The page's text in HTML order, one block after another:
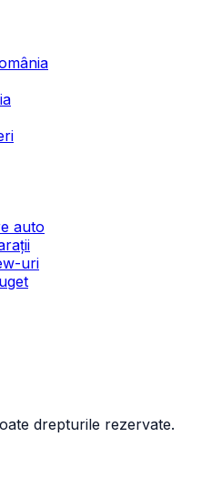
auto
uri
drepturile rezervate.